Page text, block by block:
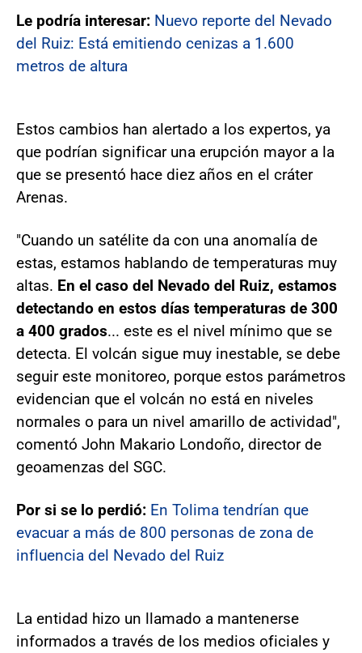
Le podría interesar: Nuevo reporte del Nevado
del Ruiz: Está emitiendo cenizas a 1.600
metros de altura
Estos cambios han alertado a los expertos, ya
que podrían significar una erupción mayor a la
que se presentó hace diez años en el cráter
Arenas.
"Cuando un satélite da con una anomalía de
estas, estamos hablando de temperaturas muy
altas. En el caso del Nevado del Ruiz, estamos
detectando en estos días temperaturas de 300
a 400 grados... este es el nivel mínimo que se
detecta. El volcán sigue muy inestable, se debe
seguir este monitoreo, porque estos parámetros
evidencian que el volcán no está en niveles
normales o para un nivel amarillo de actividad",
comentó John Makario Londoño, director de
geoamenzas del SGC.
Por si se lo perdió: En Tolima tendrían que
evacuar a más de 800 personas de zona de
influencia del Nevado del Ruiz
La entidad hizo un llamado a mantenerse
informados a través de los medios oficiales y